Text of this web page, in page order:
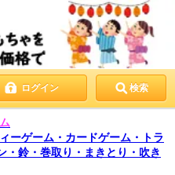
ログイン 検索
ーゲーム・カードゲーム・トラ
・鈴・巻取り・まきとり・吹き